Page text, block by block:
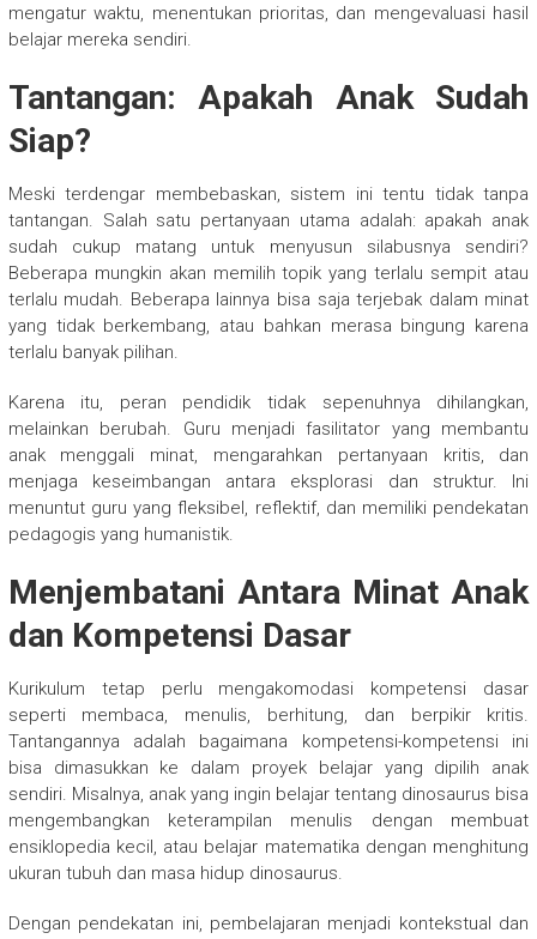
mengatur waktu, menentukan prioritas, dan mengevaluasi hasil
belajar mereka sendiri.
Tantangan: Apakah Anak Sudah
Siap?
Meski terdengar membebaskan, sistem ini tentu tidak tanpa
tantangan. Salah satu pertanyaan utama adalah: apakah anak
sudah cukup matang untuk menyusun silabusnya sendiri?
Beberapa mungkin akan memilih topik yang terlalu sempit atau
terlalu mudah. Beberapa lainnya bisa saja terjebak dalam minat
yang tidak berkembang, atau bahkan merasa bingung karena
terlalu banyak pilihan.
Karena itu, peran pendidik tidak sepenuhnya dihilangkan,
melainkan berubah. Guru menjadi fasilitator yang membantu
anak menggali minat, mengarahkan pertanyaan kritis, dan
menjaga keseimbangan antara eksplorasi dan struktur. Ini
menuntut guru yang fleksibel, reflektif, dan memiliki pendekatan
pedagogis yang humanistik.
Menjembatani Antara Minat Anak
dan Kompetensi Dasar
Kurikulum tetap perlu mengakomodasi kompetensi dasar
seperti membaca, menulis, berhitung, dan berpikir kritis.
Tantangannya adalah bagaimana kompetensi-kompetensi ini
bisa dimasukkan ke dalam proyek belajar yang dipilih anak
sendiri. Misalnya, anak yang ingin belajar tentang dinosaurus bisa
mengembangkan keterampilan menulis dengan membuat
ensiklopedia kecil, atau belajar matematika dengan menghitung
ukuran tubuh dan masa hidup dinosaurus.
Dengan pendekatan ini, pembelajaran menjadi kontekstual dan